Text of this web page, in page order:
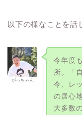
以下の様なことを話
がっちゃん
今年度
所。「
今、レ
の居心
大多数